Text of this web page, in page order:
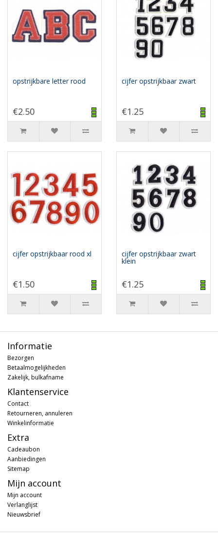
opstrijkbare letter rood
€2.50
cijfer opstrijkbaar zwart
€1.25
cijfer opstrijkbaar rood xl
€1.50
cijfer opstrijkbaar zwart
klein
€1.25
Informatie
Bezorgen
Betaalmogelijkheden
Zakelijk, bulkafname
Klantenservice
Contact
Retourneren, annuleren
Winkelinformatie
Extra
Cadeaubon
Aanbiedingen
Sitemap
Mijn account
Mijn account
Verlanglijst
Nieuwsbrief